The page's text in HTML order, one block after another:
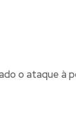
o ataque à